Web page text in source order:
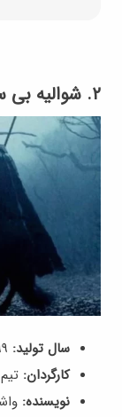
۲. شوالیه بی‌ سر (Sleepy Hollow)
سال تولید:
کارگردان:
نویسنده: